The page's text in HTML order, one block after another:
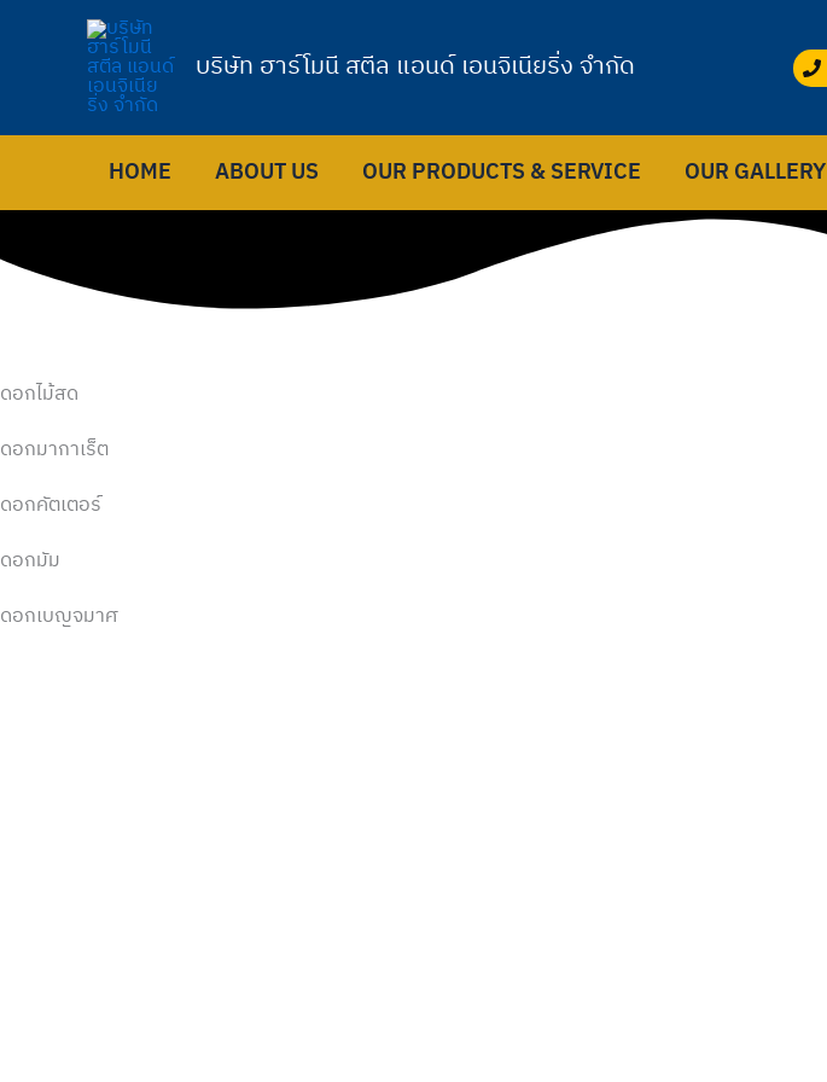
บริษัท ฮาร์โมนี สตีล แอนด์ เอนจิเนียริ่ง จำกัด
HOME ABOUT US OUR PRODUCTS & SERVICE OUR GALLERY
ดอกไม้สด
ดอกมากาเร็ต
ดอกคัตเตอร์
ดอกมัม
ดอกเบญจมาศ